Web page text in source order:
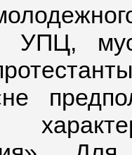
УПЦ,